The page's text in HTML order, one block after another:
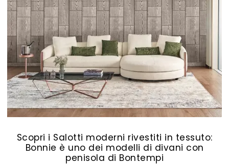
Scopri i Salotti moderni rivestiti in tessuto:
Bonnie è uno dei modelli di divani con
penisola di Bontempi